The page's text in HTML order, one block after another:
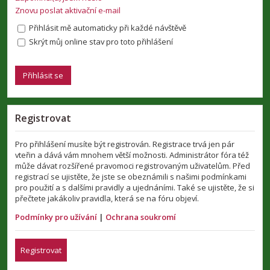
Znovu poslat aktivační e-mail
Přihlásit mě automaticky při každé návštěvě
Skrýt můj online stav pro toto přihlášení
Registrovat
Pro přihlášení musíte být registrován. Registrace trvá jen pár
vteřin a dává vám mnohem větší možnosti. Administrátor fóra též
může dávat rozšířené pravomoci registrovaným uživatelům. Před
registrací se ujistěte, že jste se obeznámili s našimi podmínkami
pro použití a s dalšími pravidly a ujednáními. Také se ujistěte, že si
přečtete jakákoliv pravidla, která se na fóru objeví.
Podmínky pro užívání | Ochrana soukromí
Registrovat